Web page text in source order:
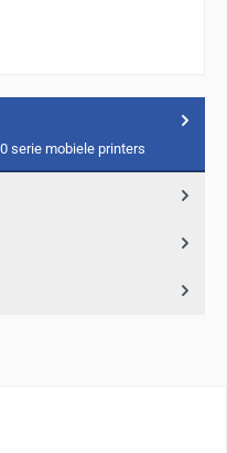
serie mobiele printers